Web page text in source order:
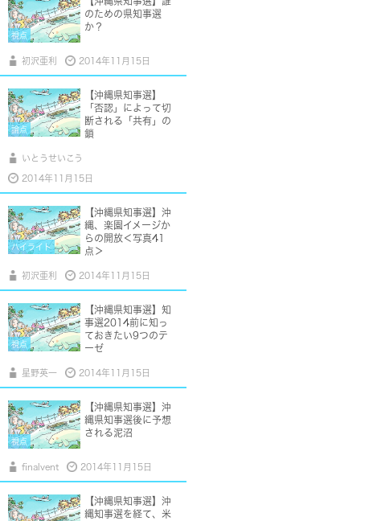
視点
のための県知事選
か？
初沢亜利 2014年11月15日
論点
【沖縄県知事選】
「否認」によって切
断される「共有」の
鎖
いとうせいこう
2014年11月15日
ハイライト
【沖縄県知事選】沖
縄、楽園イメージか
らの開放＜写真41
点＞
初沢亜利 2014年11月15日
視点
【沖縄県知事選】知
事選2014前に知っ
ておきたい9つのテ
ーゼ
星野英一 2014年11月15日
視点
【沖縄県知事選】沖
縄県知事選後に予想
される泥沼
finalvent 2014年11月15日
【沖縄県知事選】沖
縄知事選を経て、米